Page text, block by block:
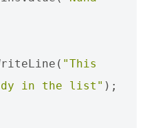
( "This
in the list" );